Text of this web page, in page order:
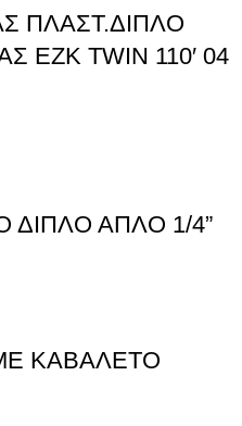
ΠΛΑΣΤ.ΔΙΠΛΟ
ΤWIN 110′ 04
ΑΠΛΟ 1/4”
ΚΑΒΑΛΕΤΟ